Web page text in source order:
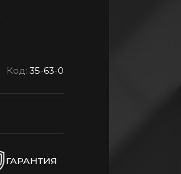
Код:35-63-0
ГАРАНТИЯ